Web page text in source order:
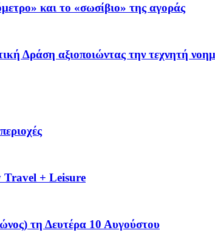
και το «σωσίβιο» της αγοράς
Δράση αξιοποιώντας την τεχνητή
Travel + Leisure
τη Δευτέρα 10 Αυγούστου